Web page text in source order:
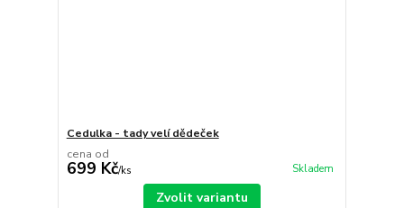
Cedulka - tady velí dědeček
cena od
699 Kč/ks Skladem
Zvolit variantu